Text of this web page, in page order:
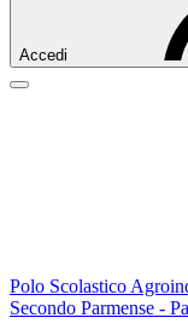
Accedi
Polo Scolastico
Secondo Parmense -